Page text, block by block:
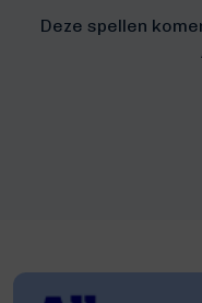
Deze spellen